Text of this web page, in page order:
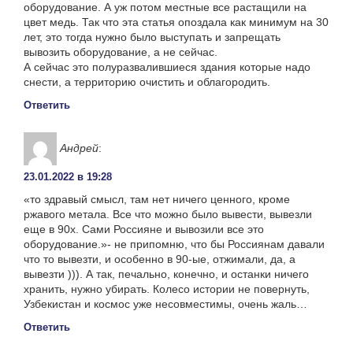
оборудование. А уж потом местные все растащили на
цвет медь. Так что эта статья опоздала как минимум на 30
лет, это тогда нужно было выступать и запрещать
вывозить оборудование, а не сейчас.
А сейчас это полуразвалившиеся здания которые надо
снести, а территорию очистить и облагородить.
Ответить
Андрей:
23.01.2022 в 19:28
«то здравый смысл, там нет ничего ценного, кроме
ржавого метала. Все что можно было вывести, вывезли
еще в 90х. Сами Россияне и вывозили все это
оборудование.»- не припомню, что бы Россиянам давали
что то вывезти, и особенно в 90-ые, отжимали, да, а
вывезти ))). А так, печально, конечно, и останки ничего
хранить, нужно убирать. Колесо истории не повернуть,
Узбекистан и космос уже несовместимы, очень жаль…
Ответить